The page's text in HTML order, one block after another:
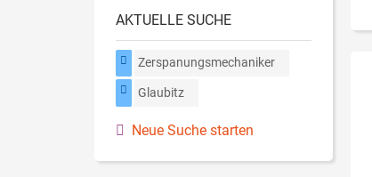
AKTUELLE SUCHE
Zerspanungsmechaniker
Glaubitz
Neue Suche starten